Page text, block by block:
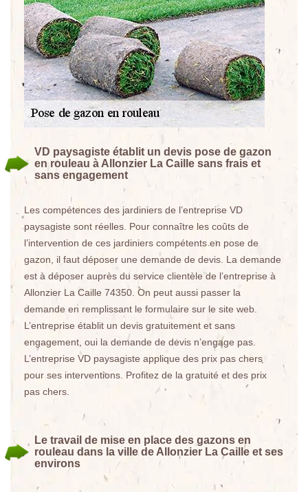
VD paysagiste établit un devis pose de gazon
en rouleau à Allonzier La Caille sans frais et
sans engagement
Les compétences des jardiniers de l’entreprise VD
paysagiste sont réelles. Pour connaître les coûts de
l’intervention de ces jardiniers compétents en pose de
gazon, il faut déposer une demande de devis. La demande
est à déposer auprès du service clientèle de l’entreprise à
Allonzier La Caille 74350. On peut aussi passer la
demande en remplissant le formulaire sur le site web.
L’entreprise établit un devis gratuitement et sans
engagement, oui la demande de devis n’engage pas.
L’entreprise VD paysagiste applique des prix pas chers
pour ses interventions. Profitez de la gratuité et des prix
pas chers.
Le travail de mise en place des gazons en
rouleau dans la ville de Allonzier La Caille et ses
environs